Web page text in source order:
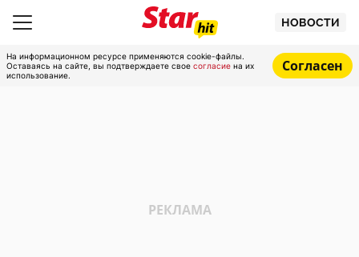
НОВОСТИ
На информационном ресурсе применяются cookie-файлы.
Оставаясь на сайте, вы подтверждаете свое согласие на их
использование.
Согласен